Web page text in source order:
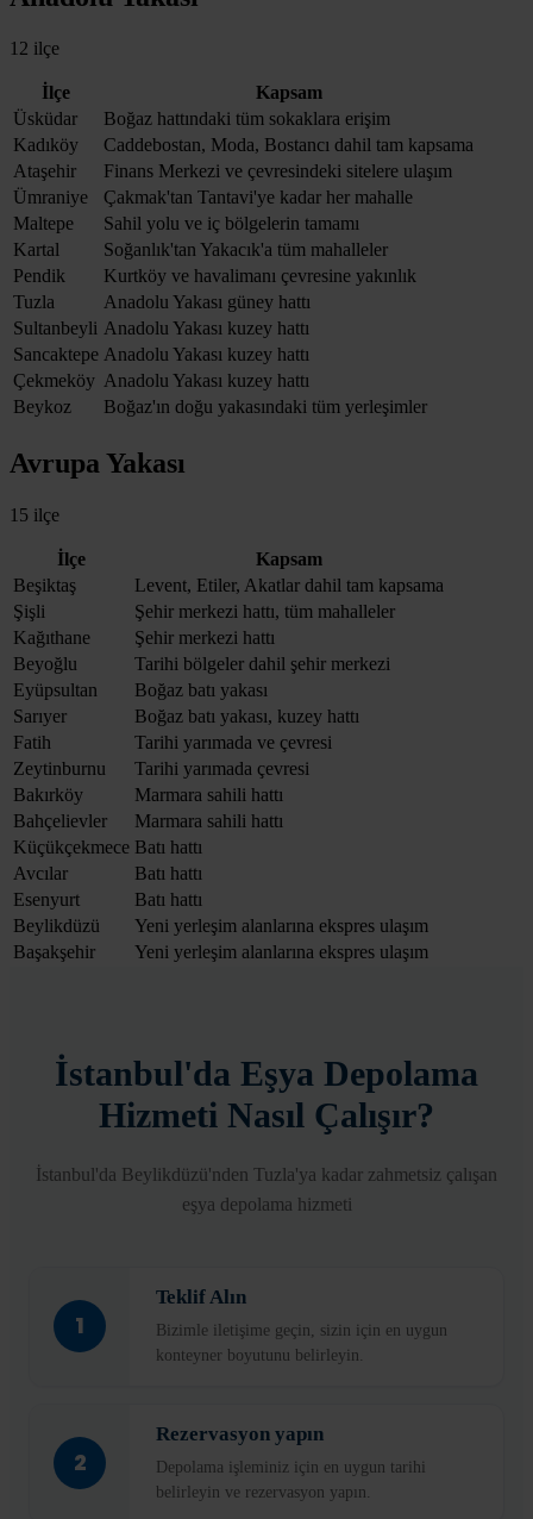
12 ilçe
İlçe
Kapsam
Üsküdar
Boğaz hattındaki tüm sokaklara erişim
Kadıköy
Caddebostan, Moda, Bostancı dahil tam kapsama
Ataşehir
Finans Merkezi ve çevresindeki sitelere ulaşım
Ümraniye
Çakmak'tan Tantavi'ye kadar her mahalle
Maltepe
Sahil yolu ve iç bölgelerin tamamı
Kartal
Soğanlık'tan Yakacık'a tüm mahalleler
Pendik
Kurtköy ve havalimanı çevresine yakınlık
Tuzla
Anadolu Yakası güney hattı
Sultanbeyli Anadolu Yakası kuzey hattı
Sancaktepe Anadolu Yakası kuzey hattı
Çekmeköy Anadolu Yakası kuzey hattı
Beykoz
Boğaz'ın doğu yakasındaki tüm yerleşimler
Avrupa Yakası
15 ilçe
İlçe
Kapsam
Beşiktaş
Levent, Etiler, Akatlar dahil tam kapsama
Şişli
Şehir merkezi hattı, tüm mahalleler
Kağıthane
Şehir merkezi hattı
Beyoğlu
Tarihi bölgeler dahil şehir merkezi
Eyüpsultan
Boğaz batı yakası
Sarıyer
Boğaz batı yakası, kuzey hattı
Fatih
Tarihi yarımada ve çevresi
Zeytinburnu
Tarihi yarımada çevresi
Bakırköy
Marmara sahili hattı
Bahçelievler
Marmara sahili hattı
Küçükçekmece Batı hattı
Avcılar
Batı hattı
Esenyurt
Batı hattı
Beylikdüzü
Yeni yerleşim alanlarına ekspres ulaşım
Başakşehir
Yeni yerleşim alanlarına ekspres ulaşım
İstanbul'da Eşya Depolama
Hizmeti Nasıl Çalışır?
İstanbul'da Beylikdüzü'nden Tuzla'ya kadar zahmetsiz çalışan
eşya depolama hizmeti
1
Teklif Alın
Bizimle iletişime geçin, sizin için en uygun
konteyner boyutunu belirleyin.
2
Rezervasyon yapın
Depolama işleminiz için en uygun tarihi
belirleyin ve rezervasyon yapın.